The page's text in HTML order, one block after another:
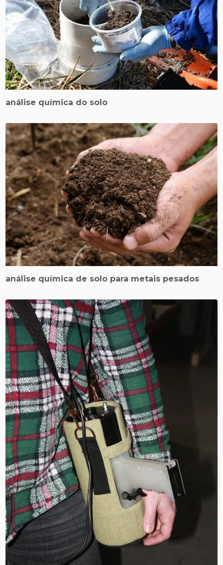
análise química do solo
análise química de solo para metais pesados